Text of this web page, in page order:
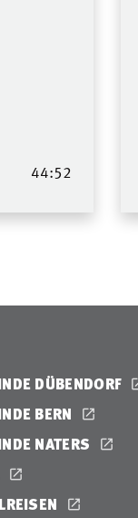
44:52
DÜBENDORF
BERN
NATERS